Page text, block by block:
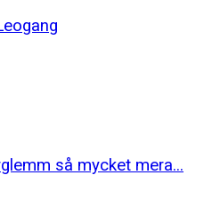
så mycket mera...